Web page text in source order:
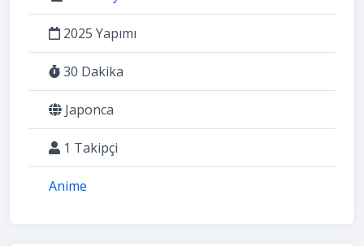
2025 Yapımı
30 Dakika
Japonca
1 Takipçi
Anime